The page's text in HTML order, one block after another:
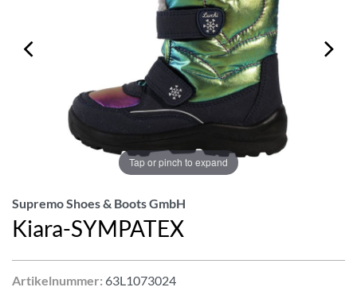
Tap or pinch to expand
Supremo Shoes & Boots GmbH
Kiara-SYMPATEX
Artikelnummer: 63L1073024